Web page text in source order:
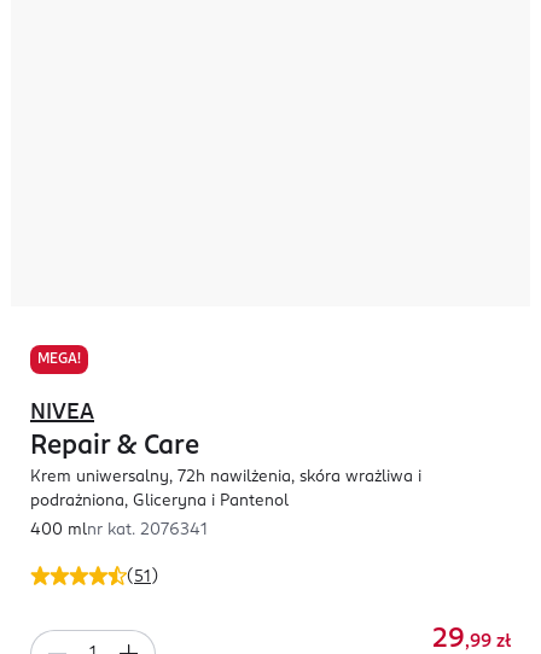
MEGA!
( 51 )
NIVEA
Repair & Care
Krem uniwersalny, 72h nawilżenia, skóra wrażliwa i
podrażniona, Gliceryna i Pantenol
400 mlnr kat. 2076341
29,99 zł